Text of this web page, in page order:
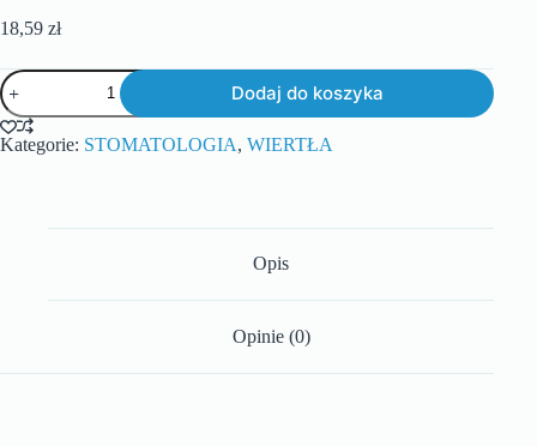
18,59 zł
Dodaj do koszyka
Kategorie: STOMATOLOGIA, WIERTŁA
Opis
Opinie (0)